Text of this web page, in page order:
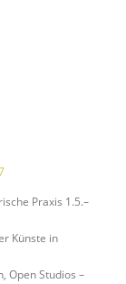
Praxis 1.5.–
Künste in
Open Studios –